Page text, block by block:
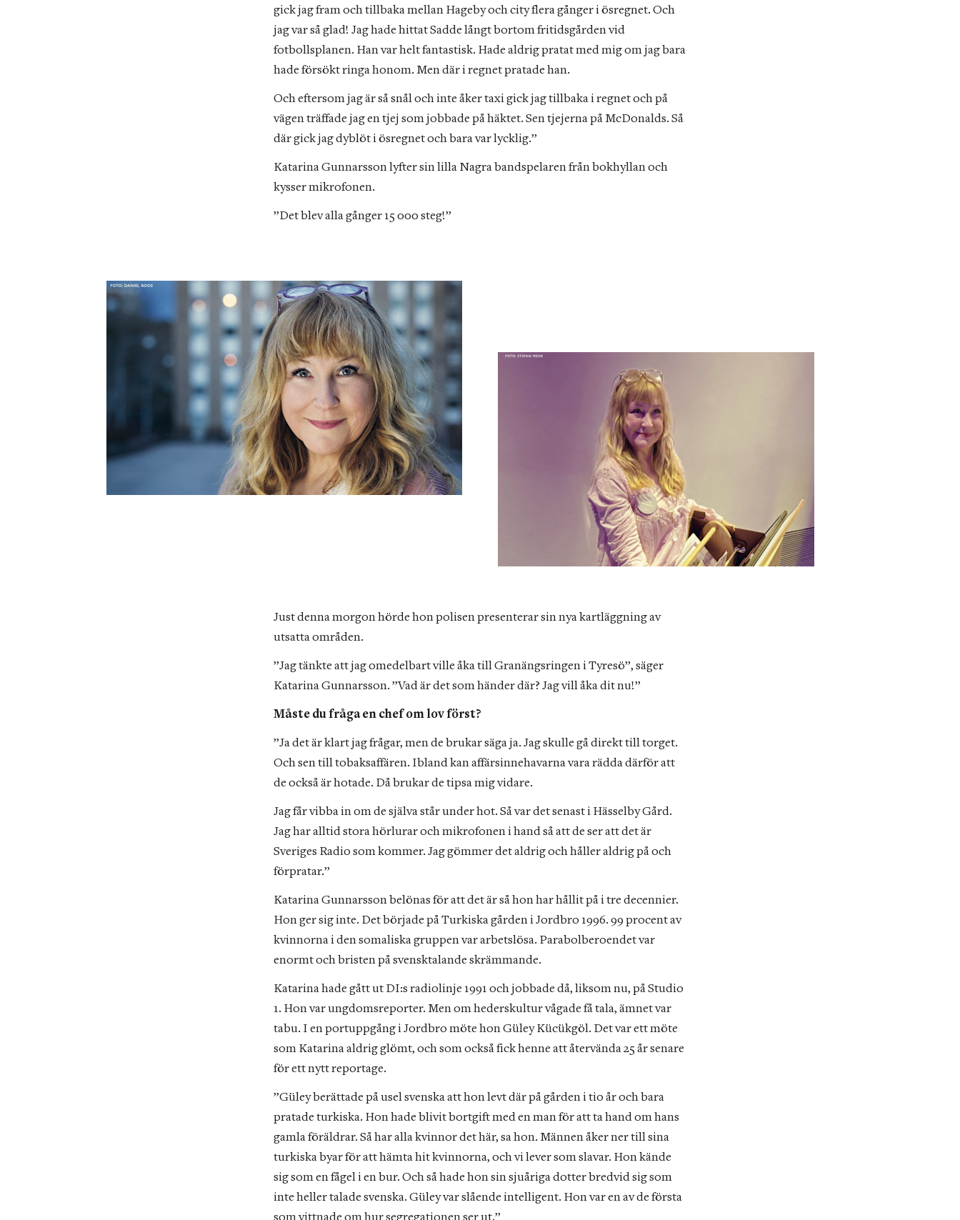
gick jag fram och tillbaka mellan Hageby och city flera gånger i ösregnet. Och
jag var så glad! Jag hade hittat Sadde långt bortom fritidsgården vid
fotbollsplanen. Han var helt fantastisk. Hade aldrig pratat med mig om jag bara
hade försökt ringa honom. Men där i regnet pratade han.
Och eftersom jag är så snål och inte åker taxi gick jag tillbaka i regnet och på
vägen träffade jag en tjej som jobbade på häktet. Sen tjejerna på McDonalds. Så
där gick jag dyblöt i ösregnet och bara var lycklig.”
Katarina Gunnarsson lyfter sin lilla Nagra bandspelaren från bokhyllan och
kysser mikrofonen.
”Det blev alla gånger 15 000 steg!”
Just denna morgon hörde hon polisen presenterar sin nya kartläggning av
utsatta områden.
”Jag tänkte att jag omedelbart ville åka till Granängsringen i Tyresö”, säger
Katarina Gunnarsson. ”Vad är det som händer där? Jag vill åka dit nu!”
Måste du fråga en chef om lov först?
”Ja det är klart jag frågar, men de brukar säga ja. Jag skulle gå direkt till torget.
Och sen till tobaksaffären. Ibland kan affärsinnehavarna vara rädda därför att
de också är hotade. Då brukar de tipsa mig vidare.
Jag får vibba in om de själva står under hot. Så var det senast i Hässelby Gård.
Jag har alltid stora hörlurar och mikrofonen i hand så att de ser att det är
Sveriges Radio som kommer. Jag gömmer det aldrig och håller aldrig på och
förpratar.”
Katarina Gunnarsson belönas för att det är så hon har hållit på i tre decennier.
Hon ger sig inte. Det började på Turkiska gården i Jordbro 1996. 99 procent av
kvinnorna i den somaliska gruppen var arbetslösa. Parabolberoendet var
enormt och bristen på svensktalande skrämmande.
Katarina hade gått ut DI:s radiolinje 1991 och jobbade då, liksom nu, på Studio
1. Hon var ungdomsreporter. Men om hederskultur vågade få tala, ämnet var
tabu. I en portuppgång i Jordbro möte hon Güley Kücükgöl. Det var ett möte
som Katarina aldrig glömt, och som också fick henne att återvända 25 år senare
för ett nytt reportage.
”Güley berättade på usel svenska att hon levt där på gården i tio år och bara
pratade turkiska. Hon hade blivit bortgift med en man för att ta hand om hans
gamla föräldrar. Så har alla kvinnor det här, sa hon. Männen åker ner till sina
turkiska byar för att hämta hit kvinnorna, och vi lever som slavar. Hon kände
sig som en fågel i en bur. Och så hade hon sin sjuåriga dotter bredvid sig som
inte heller talade svenska. Güley var slående intelligent. Hon var en av de första
som vittnade om hur segregationen ser ut.”